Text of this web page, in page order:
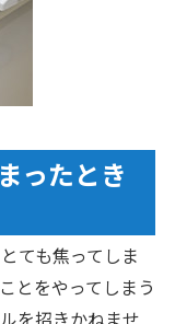
ったとき
ても焦ってしま
とをやってしまう